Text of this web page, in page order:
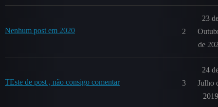
Nenhum post em 2020 2
23
de
TEste de post , não consigo comentar 3
24
Julho
2019